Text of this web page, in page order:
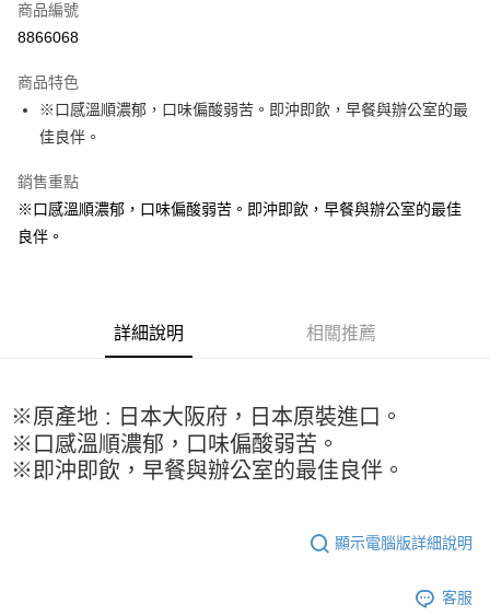
超商取貨付款
Apple Pay
街口支付
悠遊付
全盈+PAY
AFTEE先享後付是「在收到商品之後才付款」的支付方式。 讓您購物簡單
３．安心：先確認商品／服務後，再付款。
【「AFTEE先享後付」結帳流程】
１．於結帳方式選擇「AFTEE先享後付」後，將跳轉至「AFTEE先享後付」
３．收到繳費通知簡訊後14天內，點擊此簡訊中的連結，可透過四大超商／
ATM／網路銀行／等多元方式進行付款，方視為交易完成。
購買商品的店家。未經商家同意取消之訂單仍視為有效，需透過AFTEE先享
全家取貨付款-重量限制含紙箱10kg，請控制商品重量在9~9.5
kg
每筆NT$90，滿NT$990(含以上)免運費
商品編號
8866068
商品特色
※口感溫順濃郁，口味偏酸弱苦。即沖即飲，早餐與辦公室的最
佳良伴。
銷售重點
※口感溫順濃郁，口味偏酸弱苦。即沖即飲，早餐與辦公室的最佳
良伴。
詳細說明 相關推薦
※原產地 : 日本大阪府，日本原裝進口。
※口感溫順濃郁，口味偏酸弱苦。
※即沖即飲，早餐與辦公室的最佳良伴。
顯示電腦版詳細說明
客服